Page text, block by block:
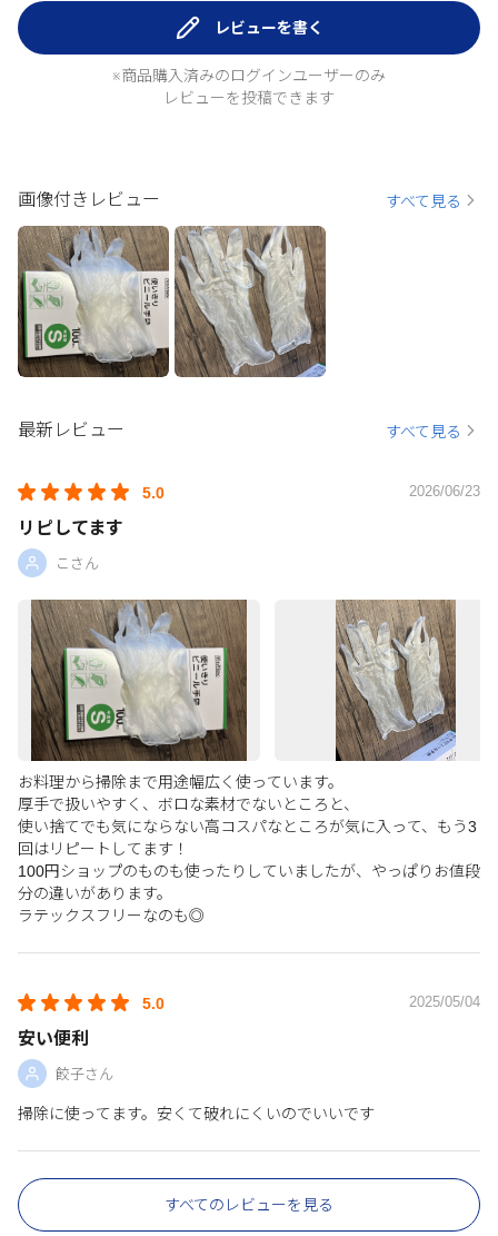
レビューを書く
※商品購入済みのログインユーザーのみ
レビューを投稿できます
画像付きレビュー すべて見る
最新レビュー すべて見る
5.0 2026/06/23
リピしてます
こさん
お料理から掃除まで用途幅広く使っています。
厚手で扱いやすく、ボロな素材でないところと、
使い捨てでも気にならない高コスパなところが気に入って、もう3
回はリピートしてます！
100円ショップのものも使ったりしていましたが、やっぱりお値段
分の違いがあります。
ラテックスフリーなのも◎
5.0 2025/05/04
安い便利
餃子さん
掃除に使ってます。安くて破れにくいのでいいです
すべてのレビューを見る